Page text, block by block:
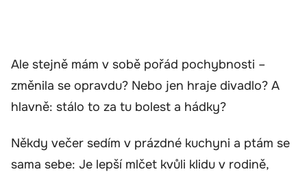
Ale stejně mám v sobě pořád pochybnosti –
změnila se opravdu? Nebo jen hraje divadlo? A
hlavně: stálo to za tu bolest a hádky?
Někdy večer sedím v prázdné kuchyni a ptám se
sama sebe: Je lepší mlčet kvůli klidu v rodině,